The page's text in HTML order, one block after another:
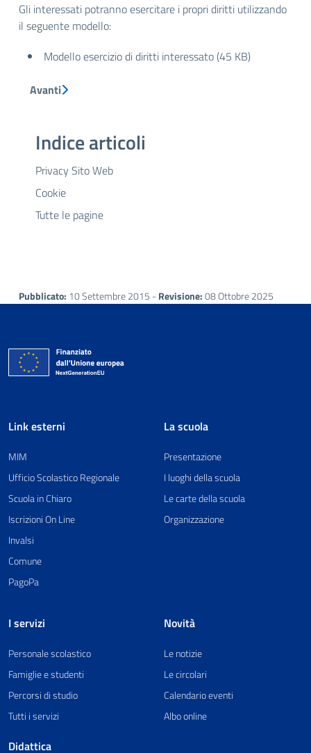
Gli interessati potranno esercitare i propri diritti utilizzando
il seguente modello:
Modello esercizio di diritti interessato (45 KB)
Avanti
Indice articoli
Privacy Sito Web
Cookie
Tutte le pagine
Pubblicato: 10 Settembre 2015 -Revisione:08 Ottobre 2025
Link esterni
MIM
Ufficio Scolastico Regionale
Scuola in Chiaro
Iscrizioni On Line
Invalsi
Comune
PagoPa
La scuola
Presentazione
I luoghi della scuola
Le carte della scuola
Organizzazione
I servizi
Personale scolastico
Famiglie e studenti
Percorsi di studio
Tutti i servizi
Didattica
Novità
Le notizie
Le circolari
Calendario eventi
Albo online